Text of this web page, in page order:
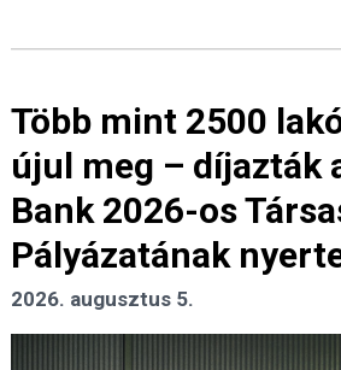
Több mint 2500
újul meg – díjazták
Bank 2026-os
Pályázatának
2026. augusztus 5.